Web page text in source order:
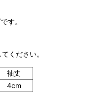
す。
ください。
袖丈
4cm